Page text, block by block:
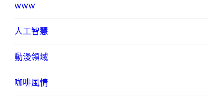
www
人工智慧
動漫領域
咖啡風情